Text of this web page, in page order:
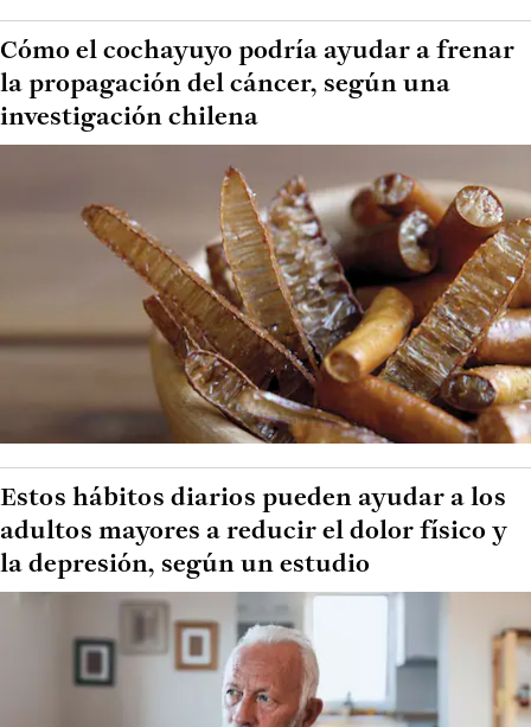
Cómo el cochayuyo podría ayudar a frenar
la propagación del cáncer, según una
investigación chilena
Estos hábitos diarios pueden ayudar a los
adultos mayores a reducir el dolor físico y
la depresión, según un estudio